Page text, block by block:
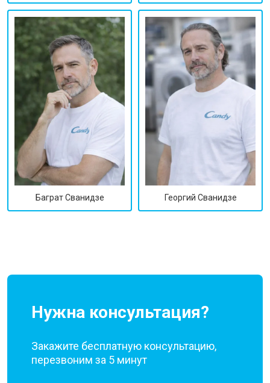
Баграт Сванидзе Георгий Сванидзе
Нужна консультация?
Закажите бесплатную консультацию,
перезвоним за 5 минут